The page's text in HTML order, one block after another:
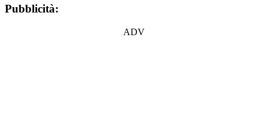
Pubblicità:
ADV